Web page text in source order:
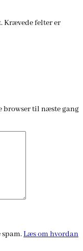
Krævede felter er
browser til næste gang
Læs om hvordan